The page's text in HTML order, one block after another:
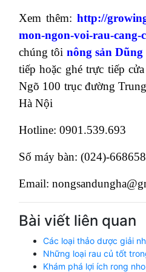
Xem thêm: http://
mon-ngon-voi-rau-cang-
chúng tôi nông sản Dũng
tiếp hoặc ghé trực tiếp
Ngõ 100 trục đường
Hà Nội
Hotline: 0901.539.693
Số máy bàn: (024)-
Email:
Bài viết liên quan
Các loại thảo dược giải
Những loại rau củ tốt
Khám phá lợi ích rong